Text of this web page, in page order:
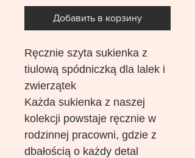
Добавить в корзину
Ręcznie szyta sukienka z
tiulową spódniczką dla lalek i
zwierzątek
Każda sukienka z naszej
kolekcji powstaje ręcznie w
rodzinnej pracowni, gdzie z
dbałością o każdy detal